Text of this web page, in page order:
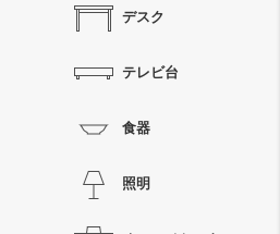
デスク
テレビ台
食器
照明